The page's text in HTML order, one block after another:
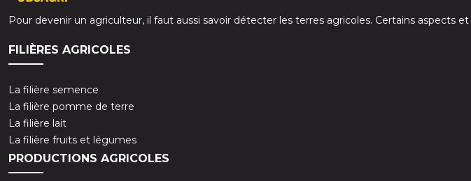
Pour devenir un agriculteur, il faut aussi savoir détecter les terres agricoles. Certains aspects
FILIÈRES AGRICOLES
La filière semence
La filière pomme de terre
La filière lait
La filière fruits et légumes
PRODUCTIONS AGRICOLES